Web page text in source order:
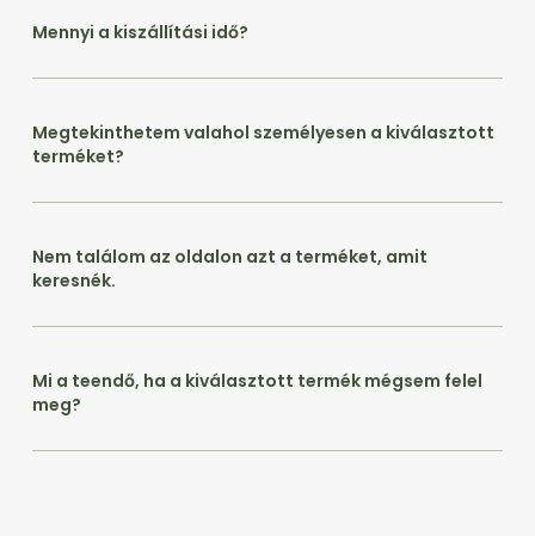
Mennyi a kiszállítási idő?
Megtekinthetem valahol személyesen a kiválasztott
terméket?
Nem találom az oldalon azt a terméket, amit
keresnék.
Mi a teendő, ha a kiválasztott termék mégsem felel
meg?